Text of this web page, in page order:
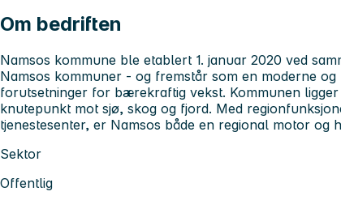
Om bedriften
Namsos kommune ble etablert 1. januar 2020 ved
Namsos kommuner - og fremstår som en moderne
forutsetninger for bærekraftig vekst. Kommunen
knutepunkt mot sjø, skog og fjord. Med
tjenestesenter, er Namsos både en regional motor og
Sektor
Offentlig